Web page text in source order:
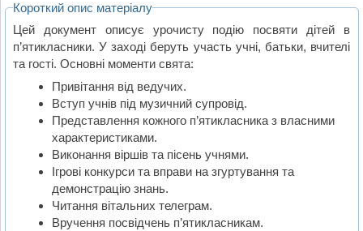
Короткий опис матеріалу
Цей документ описує урочисту подію посвяти дітей в
п’ятикласники. У заході беруть участь учні, батьки, вчителі
та гості. Основні моменти свята:
Привітання від ведучих.
Вступ учнів під музичний супровід.
Представлення кожного п’ятикласника з власними
характеристиками.
Виконання віршів та пісень учнями.
Ігрові конкурси та вправи на згуртування та
демонстрацію знань.
Читання вітальних телеграм.
Вручення посвідчень п’ятикласникам.